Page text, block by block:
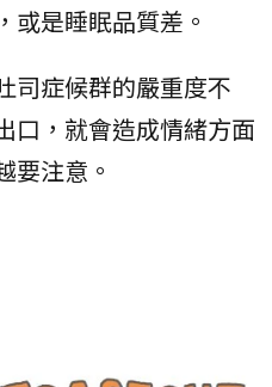
或是睡眠品質差。
司症候群的嚴重度不
口，就會造成情緒方面
要注意。